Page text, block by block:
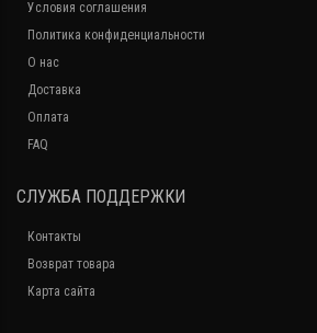
Условия соглашения
Политика конфиденциальности
О нас
Доставка
Оплата
FAQ
СЛУЖБА ПОДДЕРЖКИ
Контакты
Возврат товара
Карта сайта